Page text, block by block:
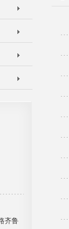
齐鲁